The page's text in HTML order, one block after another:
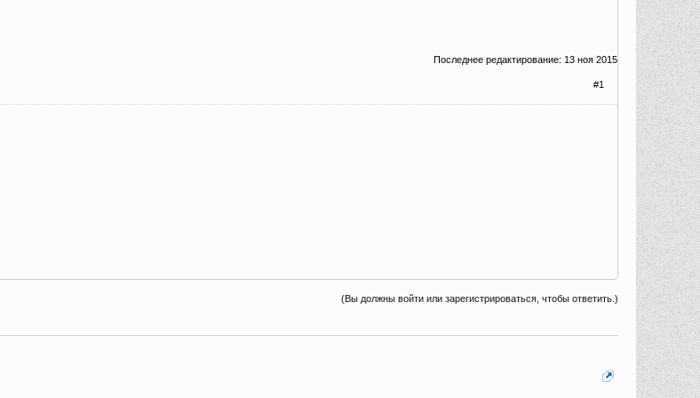
Последнее редактирование: 13 ноя 2015
#1
(Вы должны войти или зарегистрироваться, чтобы ответить.)